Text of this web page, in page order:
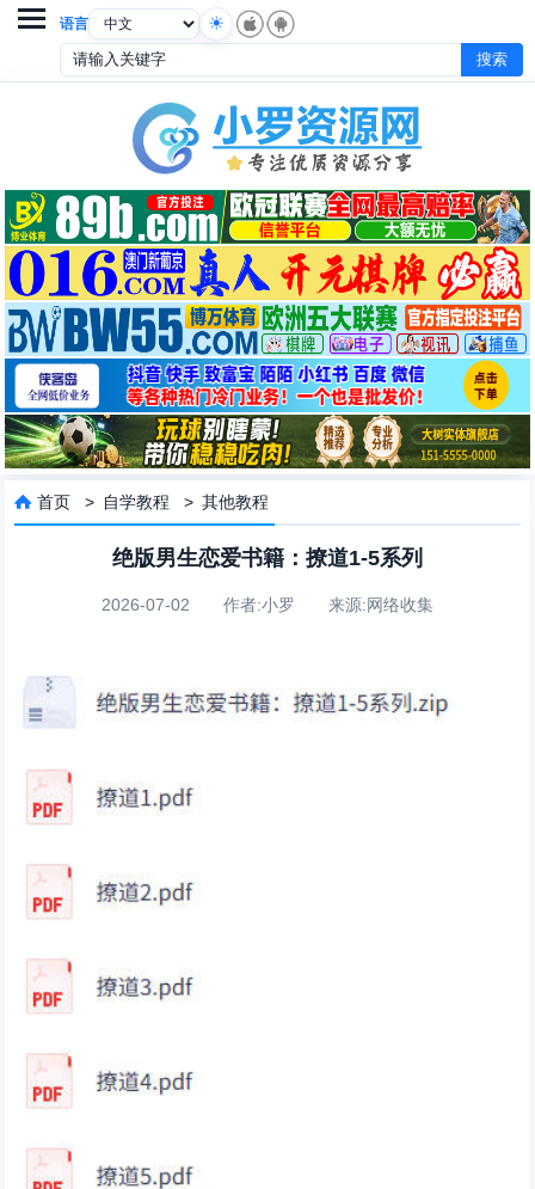
语言

 首页 > 自学教程 >其他教程
绝版男生恋爱书籍：撩道1-5系列
2026-07-02 作者:小罗 来源:网络收集